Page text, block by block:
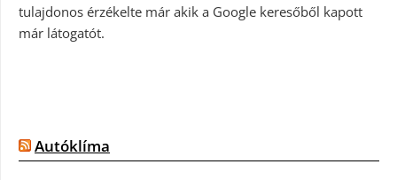
tulajdonos érzékelte már akik a Google keresőből kapott
már látogatót.
Autóklíma